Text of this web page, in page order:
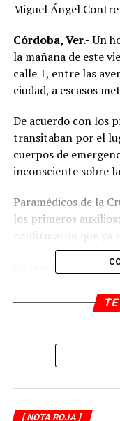
Miguel Ángel
Córdoba, Ver.-Un
la mañana de este
calle 1, entre las
ciudad, a escasos
De acuerdo con los
transitaban por el
cuerpos de
inconsciente sobre
Paramédicos de la
los primeros
De manera
comunidad de
playera tipo polo
confirmada por las
peritos en
[ NOTA ROJA ]